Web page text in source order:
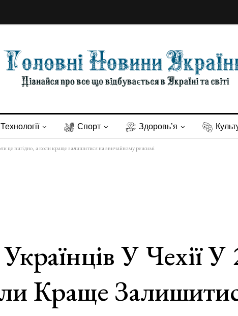
Технології Спорт Здоровь’я
це вигідно, а коли краще залишитися на звичайному режимі
У Чехії
Краще